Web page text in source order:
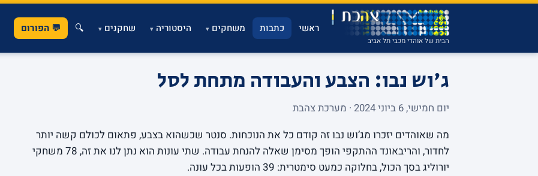
הבית של אוהדי מכבי תל אביב
ראשי כתבות משחקים▾ היסטוריה▾ שחקנים▾
🔍 💬 הפורום
ג'וש נבו: הצבע והעבודה מתחת לסל
יום חמישי, 6 ביוני 2024 · מערכת צהבת
מה שאוהדים יזכרו מג’וש נבו זה קודם כל את הנוכחות. סנטר שכשהוא בצבע, פתאום לכולם קשה יותר
לחדור, והריבאונד ההתקפי הופך מסימן שאלה להנחת עבודה. שתי עונות הוא נתן לנו את זה, 78 משחקי
יורוליג בסך הכול, בחלוקה כמעט סימטרית: 39 הופעות בכל עונה.